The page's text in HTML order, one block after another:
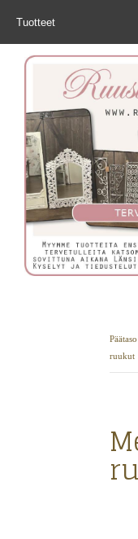
Tuotteet
Päätaso
ruukut